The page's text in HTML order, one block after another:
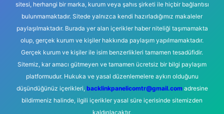
sitesi, herhangi bir marka, kurum veya şahıs şirketi ile hiçbir bağlantısı
bulunmamaktadır. Sitede yalnızca kendi hazırladığımız makaleler
paylaşılmaktadır. Burada yer alan içerikler haber niteliği taşımamakta
olup, gerçek kurum ve kişiler hakkında paylaşım yapılmamaktadır.
Gerçek kurum ve kişiler ile isim benzerlikleri tamamen tesadüfidir.
Sitemiz, kar amacı gütmeyen ve tamamen ücretsiz bir bilgi paylaşım
platformudur. Hukuka ve yasal düzenlemelere aykırı olduğunu
düşündüğünüz içerikleri, backlinkpanelicomtr@gmail.comadresine
bildirmeniz halinde, ilgili içerikler yasal süre içerisinde sitemizden
kaldırılacaktır.